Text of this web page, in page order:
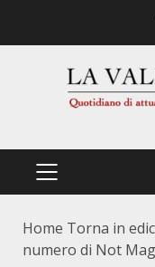
PRIMÄRES
Home Torna in
numero di Not